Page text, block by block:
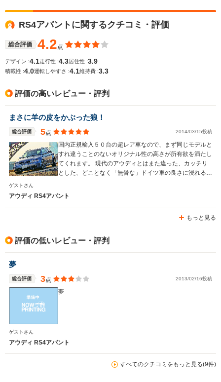
RS4アバントに関するクチコミ・評価
総合評価 4.2点
デザイン :4.1走行性 :4.3居住性 :3.9
積載性 :4.0運転しやすさ :4.1維持費 :3.3
評価の高いレビュー・評判
まさに羊の皮をかぶった狼！
総合評価 5点 2014/03/15投稿
国内正規輸入５０台の超レア車なので、まず同じモデルと
すれ違うことのないオリジナル性の高さが所有欲を満たし
てくれます。 現代のアウディとはまた違った、カッチリ
とした、どことなく「無骨な」ドイツ車の良さに浸れる車
ゲストさん
アウディ RS4アバント
もっと見る
評価の低いレビュー・評判
夢
総合評価 3点 2013/02/16投稿
夢
ゲストさん
アウディ RS4アバント
すべてのクチコミをもっと見る(9件)